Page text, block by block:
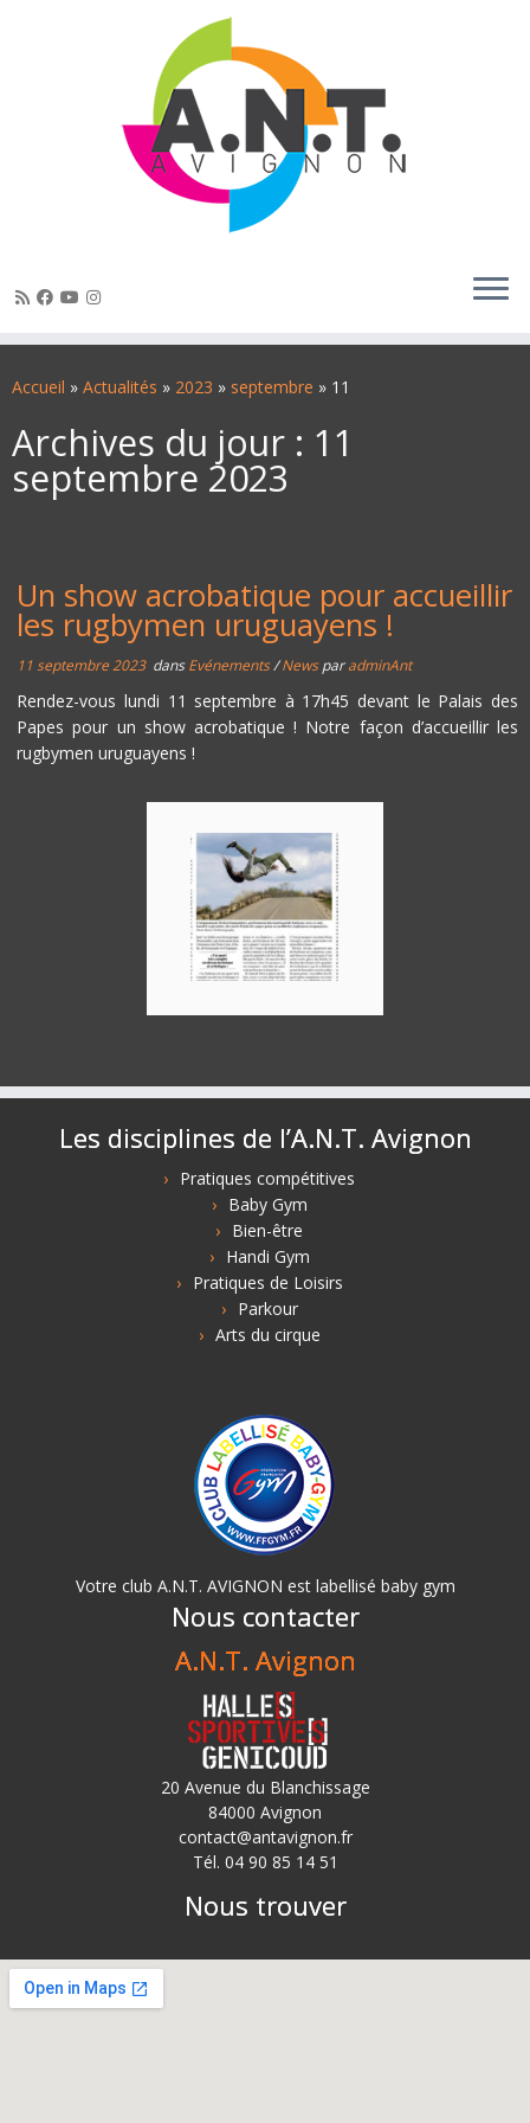
auAccueil » Actualités » 2023 » septembre » 11
Archives du jour : 11
septembre 2023
Un show acrobatique pour accueillir
les rugbymen uruguayens !
11 septembre 2023dansEvénements/NewsparadminAnt
Rendez-vous lundi 11 septembre à 17h45 devant le Palais des
Papes pour un show acrobatique ! Notre façon d’accueillir les
rugbymen uruguayens !
Les disciplines de l’A.N.T. Avignon
Pratiques compétitives
Baby Gym
Bien-être
Handi Gym
Pratiques de Loisirs
Parkour
Arts du cirque
Votre club A.N.T. AVIGNON est labellisé baby gym
Nous contacter
A.N.T. Avignon
20 Avenue du Blanchissage
84000 Avignon
contact@antavignon.fr
Tél. 04 90 85 14 51
Nous trouver